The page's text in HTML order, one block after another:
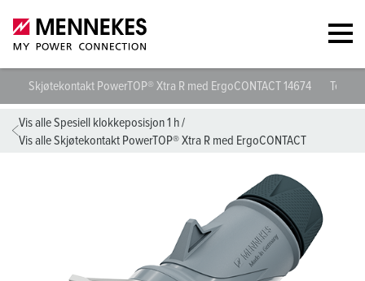
Skjøtekontakt PowerTOP® Xtra R med ErgoCONTACT 14674
Vis alle Spesiell klokkeposisjon 1 h/
Vis alle Skjøtekontakt PowerTOP® Xtra R med ErgoCONTACT